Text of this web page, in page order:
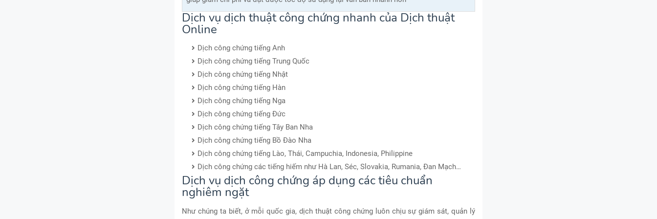
Dịch vụ dịch thuật công chứng nhanh của Dịch thuật
Online
Dịch công chứng tiếng Anh
Dịch công chứng tiếng Trung Quốc
Dịch công chứng tiếng Nhật
Dịch công chứng tiếng Hàn
Dịch công chứng tiếng Nga
Dịch công chứng tiếng Đức
Dịch công chứng tiếng Tây Ban Nha
Dịch công chứng tiếng Bồ Đào Nha
Dịch công chứng tiếng Lào, Thái, Campuchia, Indonesia, Philippine
Dịch công chứng các tiếng hiếm như Hà Lan, Séc, Slovakia, Rumania, Đan Mạch…
Dịch vụ dịch công chứng áp dụng các tiêu chuẩn
nghiêm ngặt
Như chúng ta biết, ở mỗi quốc gia, dịch thuật công chứng luôn chịu sự giám sát, quản lý